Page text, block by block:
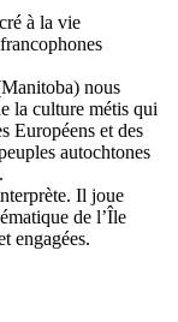
à la vie
nous
la culture métis qui
Européens et des
autochtones
Il joue
de l’Île
engagées.